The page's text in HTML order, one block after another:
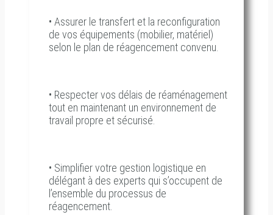
• Assurer le transfert et la reconfiguration
de vos équipements (mobilier, matériel)
selon le plan de réagencement convenu.
• Respecter vos délais de réaménagement
tout en maintenant un environnement de
travail propre et sécurisé.
• Simplifier votre gestion logistique en
délégant à des experts qui s’occupent de
l’ensemble du processus de
réagencement.